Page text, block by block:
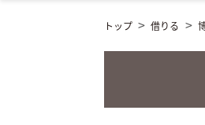
トップ 借りる